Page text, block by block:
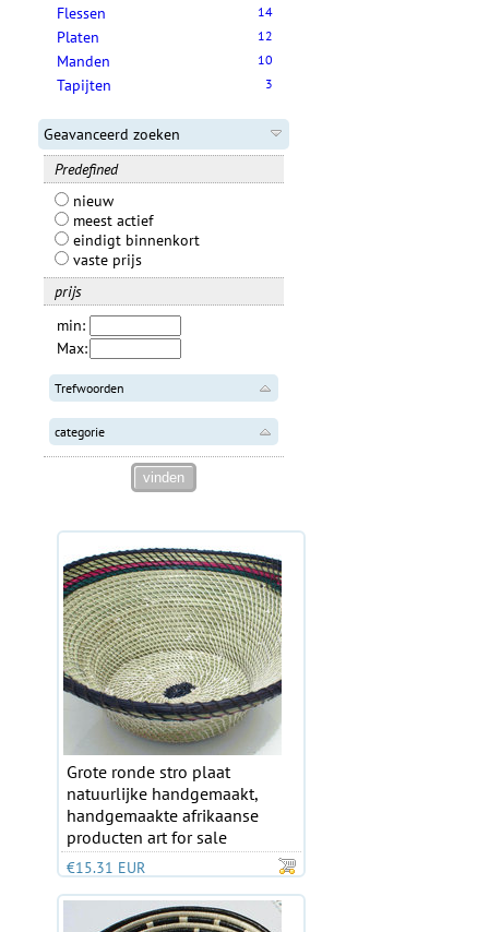
Flessen 14
Platen 12
Manden 10
Tapijten 3
Geavanceerd zoeken
Predefined
nieuw
meest actief
eindigt binnenkort
vaste prijs
prijs
min:
Max:
Trefwoorden
categorie
Grote ronde stro plaat
natuurlijke handgemaakt,
handgemaakte afrikaanse
producten art for sale
€15.31 EUR